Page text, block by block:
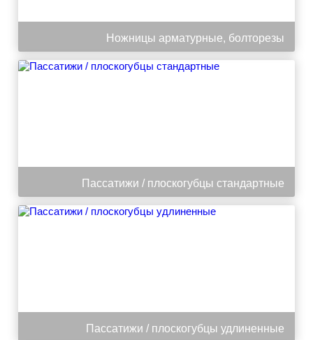
Ножницы арматурные, болторезы
Пассатижи / плоскогубцы стандартные
Пассатижи / плоскогубцы удлиненные